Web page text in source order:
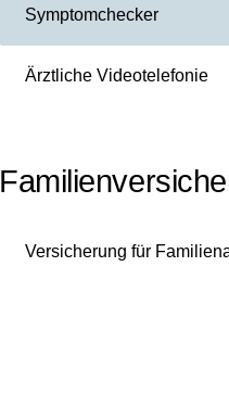
Symptomchecker
Ärztliche Videotelefonie
Versicherung für